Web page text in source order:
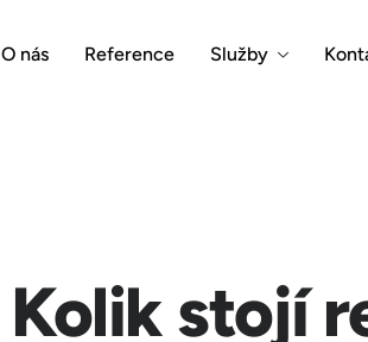
O nás Reference Služby
Kolik stojí